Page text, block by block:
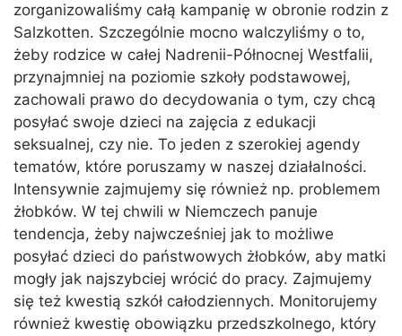
zorganizowaliśmy całą kampanię w obronie rodzin z
Salzkotten. Szczególnie mocno walczyliśmy o to,
żeby rodzice w całej Nadrenii-Północnej Westfalii,
przynajmniej na poziomie szkoły podstawowej,
zachowali prawo do decydowania o tym, czy chcą
posyłać swoje dzieci na zajęcia z edukacji
seksualnej, czy nie. To jeden z szerokiej agendy
tematów, które poruszamy w naszej działalności.
Intensywnie zajmujemy się również np. problemem
żłobków. W tej chwili w Niemczech panuje
tendencja, żeby najwcześniej jak to możliwe
posyłać dzieci do państwowych żłobków, aby matki
mogły jak najszybciej wrócić do pracy. Zajmujemy
się też kwestią szkół całodziennych. Monitorujemy
również kwestię obowiązku przedszkolnego, który